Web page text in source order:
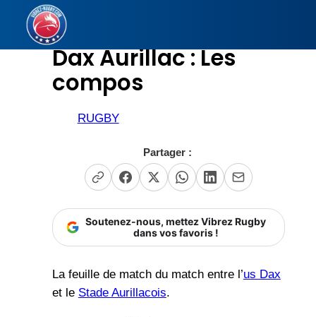
Aller
contenu Dax Aurillac : Les
compos
RUGBY
Partager :
Soutenez-nous, mettez Vibrez Rugby
dans vos favoris !
La feuille de match du match entre l’us Dax
et le Stade Aurillacois.